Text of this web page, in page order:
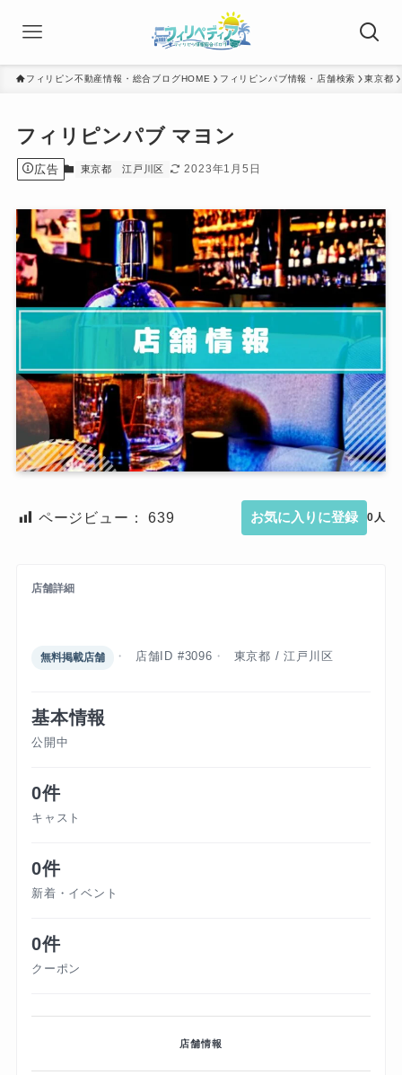
フィリピン不動産情報・総合ブログHOME フィリピンパブ情報・店舗検索 東京都
フィリピンパブ マヨン
広告 東京都 江戸川区 2023年1月5日
ページビュー： 639 お気に入りに登録 0人
店舗詳細
無料掲載店舗 店舗ID #3096 東京都 / 江戸川区
基本情報
公開中
0件
キャスト
0件
新着・イベント
0件
クーポン
店舗情報